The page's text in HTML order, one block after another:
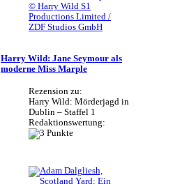
© Harry Wild S1
Productions Limited /
ZDF Studios GmbH
Harry Wild: Jane Seymour als
moderne Miss Marple
Rezension zu:
Harry Wild: Mörderjagd in
Dublin – Staffel 1
Redaktionswertung: